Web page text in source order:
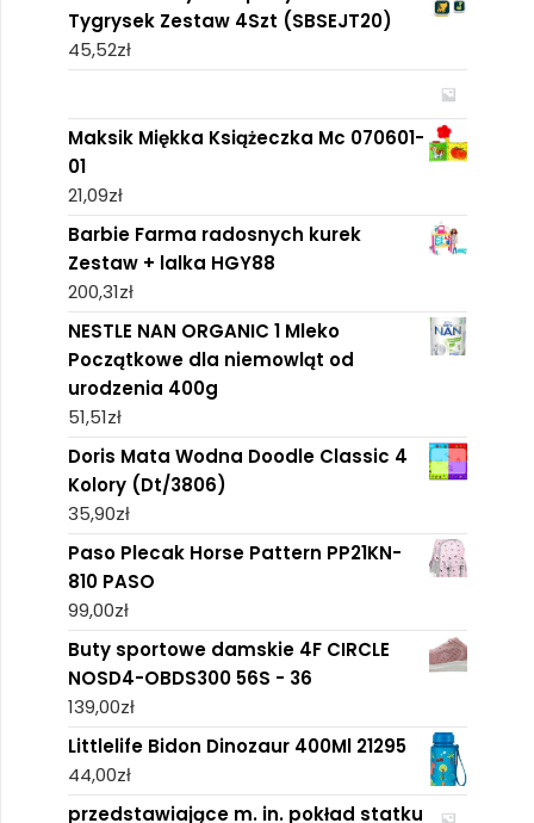
Tygrysek Zestaw 4Szt (SBSEJT20)
45,52zł
Maksik Miękka Książeczka Mc 070601-
01
21,09zł
Barbie Farma radosnych kurek
Zestaw + lalka HGY88
200,31zł
NESTLE NAN ORGANIC 1 Mleko
Początkowe dla niemowląt od
urodzenia 400g
51,51zł
Doris Mata Wodna Doodle Classic 4
Kolory (Dt/3806)
35,90zł
Paso Plecak Horse Pattern PP21KN-
810 PASO
99,00zł
Buty sportowe damskie 4F CIRCLE
NOSD4-OBDS300 56S - 36
139,00zł
Littlelife Bidon Dinozaur 400Ml 21295
44,00zł
przedstawiające m. in. pokład statku